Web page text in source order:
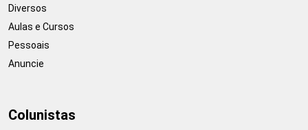
Diversos
Aulas e Cursos
Pessoais
Anuncie
Colunistas